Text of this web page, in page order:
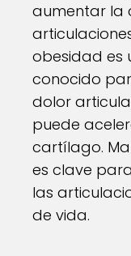
aumentar la
obesidad es
conocido
dolor
puede
cartílago.
es clave
las
de vida.